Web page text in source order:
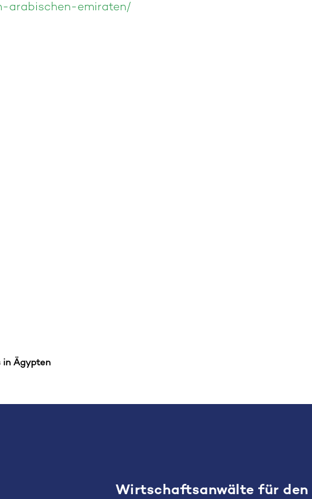
arabischen-emiraten/
in Ägypten
Wirtschaftsanwälte für den